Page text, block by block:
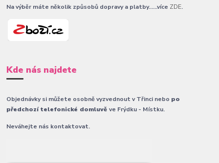
Na výběr máte několik způsobů dopravy a platby......více ZDE.
Kde nás najdete
Objednávky si můžete osobně vyzvednout v Třinci nebo po
předchozí telefonické domluvěve Frýdku - Místku.
Neváhejte nás kontaktovat.